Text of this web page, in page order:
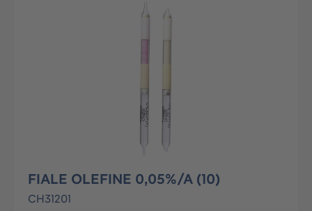
FIALE OLEFINE 0,05%/A (10)
CH31201